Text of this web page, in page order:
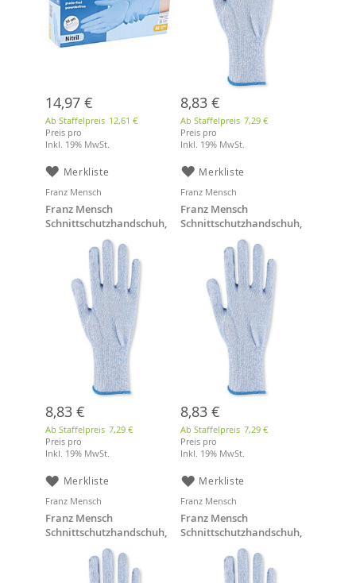
14,97 €
Ab Staffelpreis 12,61 €
Preis pro
Inkl. 19% MwSt.
Merkliste
8,83 €
Ab Staffelpreis 7,29 €
Preis pro
Inkl. 19% MwSt.
Merkliste
Franz Mensch
Franz Mensch
Schnittschutzhandschuh,
blau "Cut Allfood Glass
Sensitive", Gr. L
8,83 €
Ab Staffelpreis 7,29 €
Preis pro
Inkl. 19% MwSt.
Merkliste
Franz Mensch
Franz Mensch
Schnittschutzhandschuh,
blau "Cut Allfood Glass
Sensitive", Gr. M
8,83 €
Ab Staffelpreis 7,29 €
Preis pro
Inkl. 19% MwSt.
Merkliste
Franz Mensch
Franz Mensch
Schnittschutzhandschuh,
blau "Cut Allfood Glass
Sensitive", Gr. S
Franz Mensch
Franz Mensch
Schnittschutzhandschuh,
blau "Cut Allfood Glass
Sensitive", Gr. XXL